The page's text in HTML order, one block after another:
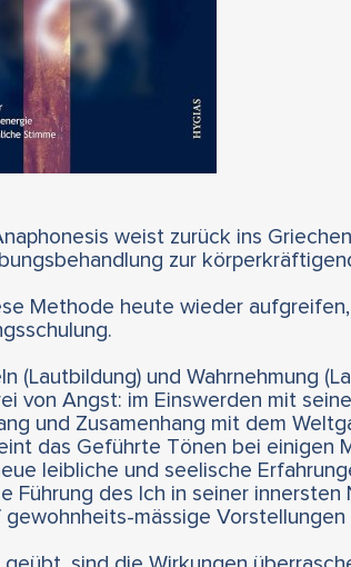
weist zurück ins
zur
Methode heute wieder
(Lautbildung) und Wahrnehmung
von Angst: im Einswerden mit
und Zusamenhang mit dem
das Geführte Tönen bei
leibliche und seelische
Führung des Ich in seiner
gewohnheits-mässige Vorstellungen